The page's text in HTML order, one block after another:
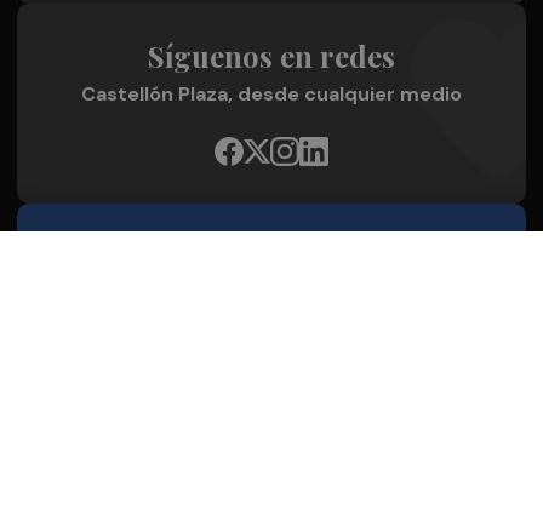
Síguenos en redes
Castellón Plaza, desde cualquier medio